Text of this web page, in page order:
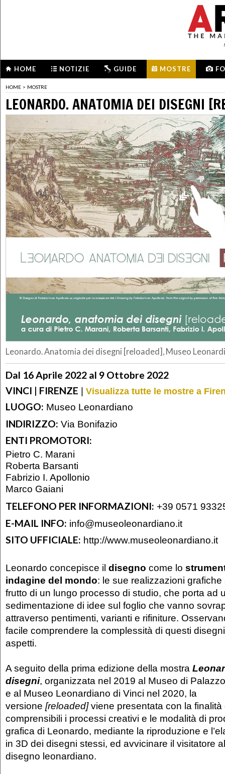
HOME NOTIZIE GUIDE MOSTRE
HOME > MOSTRE
LEONARDO. ANATOMIA DEI DISEGNI
Leonardo. Anatomia dei disegni [reloaded], Museo
Dal 16 Aprile 2022 al 9 Ottobre 2022
VINCI | FIRENZE | Visualizza tutte le mostre a
LUOGO: Museo Leonardiano
INDIRIZZO: Via Bonifazio
ENTI PROMOTORI:
Pietro C. Marani
Roberta Barsanti
Fabrizio I. Apollonio
Marco Gaiani
TELEFONO PER INFORMAZIONI: +39 0571
E-MAIL INFO: info@museoleonardiano.it
SITO UFFICIALE: http://www.museoleonardiano.it
Leonardo concepisce il disegno come lo
indagine del mondo: le sue realizzazioni
frutto di un lungo processo di studio, che porta ad
sedimentazione di idee sul foglio che vanno
attraverso pentimenti, varianti e rifiniture.
facile comprendere la complessità di questi
aspetti.
A seguito della prima edizione della mostra
disegni, organizzata nel 2019 al Museo di
e al Museo Leonardiano di Vinci nel 2020, la
versione [reloaded]viene presentata con la
comprensibili i processi creativi e le modalità di
grafica di Leonardo, mediante la riproduzione e
in 3D dei disegni stessi, ed avvicinare il visitatore
disegno leonardiano.